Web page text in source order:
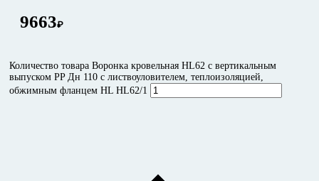
9663₽
Количество товара Воронка кровельная HL62 с вертикальным
выпуском PP Дн 110 с листвоуловителем, теплоизоляцией,
обжимным фланцем HL HL62/1